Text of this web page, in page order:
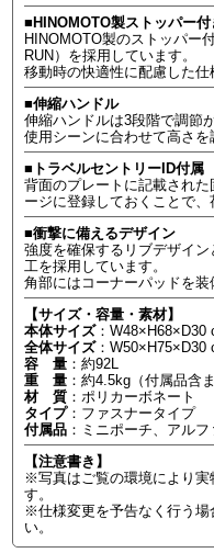
■HINOMOTO製ストッパー
HINOMOTO製のストッパー
RUN）を採用しています。
移動時の快適性に配慮した仕
■伸縮ハンドル
伸縮ハンドルは3段階で調節
使用シーンに合わせて高さを
■トラベルセントリーID付属
背面のプレートに記載され
ージに登録しておくことで、
■衝撃に備えるデザイン
強度を確保するリブデザイ
工を採用しています。
角部にはコーナーパッドを装
【サイズ・容量・素材】
本体サイズ：W48×H68×D30
全体サイズ：W50×H75×D30
容 量 ：約92L
重 量 ：約4.5kg（付属品含ま
材 質 ：ポリカーボネート
タイプ：ファスナータイプ
付属品 ：ミニポーチ、アル
【注意書き】
※写真はご覧の環境により実
す。
※仕様変更を予告なく行う場
い。